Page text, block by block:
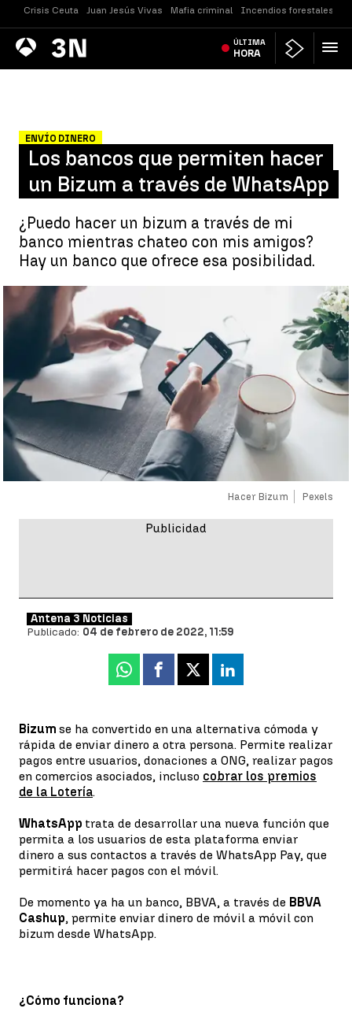
Crisis Ceuta Juan Jesús Vivas Mafia criminal Incendios forestales
Antena
3 Noticias ÚLTIMA
HORA
ENVÍO DINERO
Los bancos que permiten hacer
un Bizum a través de WhatsApp
¿Puedo hacer un bizum a través de mi
banco mientras chateo con mis amigos?
Hay un banco que ofrece esa posibilidad.
Hacer Bizum Pexels
Antena 3 Noticias
Publicado: 04 de febrero de 2022, 11:59
Whatsapp
Facebook
X Linkedin
Bizum se ha convertido en una alternativa cómoda y
rápida de enviar dinero a otra persona. Permite realizar
pagos entre usuarios, donaciones a ONG, realizar pagos
en comercios asociados, incluso cobrar los premios
de la Lotería.
WhatsApp trata de desarrollar una nueva función que
permita a los usuarios de esta plataforma enviar
dinero a sus contactos a través de WhatsApp Pay, que
permitirá hacer pagos con el móvil.
De momento ya ha un banco, BBVA, a través de BBVA
Cashup, permite enviar dinero de móvil a móvil con
bizum desde WhatsApp.
¿Cómo funciona?